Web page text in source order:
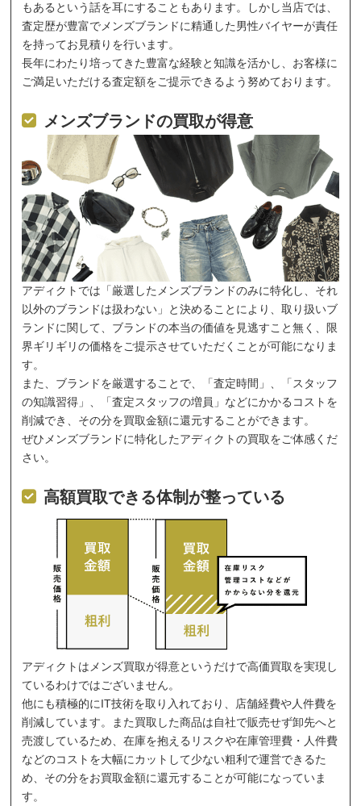
もあるという話を耳にすることもあります。しかし当店では、
査定歴が豊富でメンズブランドに精通した男性バイヤーが責任
を持ってお見積りを行います。
長年にわたり培ってきた豊富な経験と知識を活かし、お客様に
ご満足いただける査定額をご提示できるよう努めております。
メンズブランドの買取が得意
アディクトでは「厳選したメンズブランドのみに特化し、それ
以外のブランドは扱わない」と決めることにより、取り扱いブ
ランドに関して、ブランドの本当の価値を見逃すこと無く、限
界ギリギリの価格をご提示させていただくことが可能になりま
す。
また、ブランドを厳選することで、「査定時間」、「スタッフ
の知識習得」、「査定スタッフの増員」などにかかるコストを
削減でき、その分を買取金額に還元することができます。
ぜひメンズブランドに特化したアディクトの買取をご体感くだ
さい。
高額買取できる体制が整っている
アディクトはメンズ買取が得意というだけで高価買取を実現し
ているわけではございません。
他にも積極的にIT技術を取り入れており、店舗経費や人件費を
削減しています。また買取した商品は自社で販売せず卸先へと
売渡しているため、在庫を抱えるリスクや在庫管理費・人件費
などのコストを大幅にカットして少ない粗利で運営できるた
め、その分をお買取金額に還元することが可能になっていま
す。